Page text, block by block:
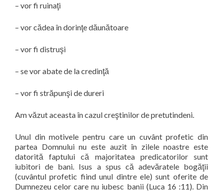
– vor fi ruinaţi
– vor cădea în dorinţe dăunătoare
– vor fi distruşi
– se vor abate de la credinţă
– vor fi străpunşi de dureri
Am văzut aceasta în cazul creştinilor de pretutindeni.
Unul din motivele pentru care un cuvânt profetic din
partea Domnului nu este auzit în zilele noastre este
datorită faptului că majoritatea predicatorilor sunt
iubitori de bani. Isus a spus că adevăratele bogăţii
(cuvântul profetic fiind unul dintre ele) sunt oferite de
Dumnezeu celor care nu iubesc banii (Luca 16 :11). Din